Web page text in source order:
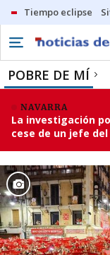
Tiempo eclipse
POBRE DE MÍ
NAVARRA
La investigación
cese de un jefe del